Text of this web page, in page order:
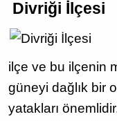
Divriği İlçesi
ilçe ve bu ilçenin
güneyi dağlık bir
yatakları